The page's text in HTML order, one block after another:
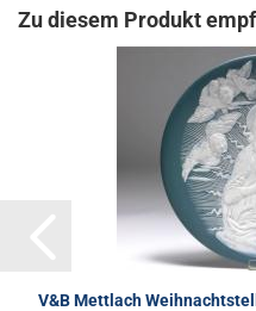
Zu diesem Produkt
V&B Mettlach